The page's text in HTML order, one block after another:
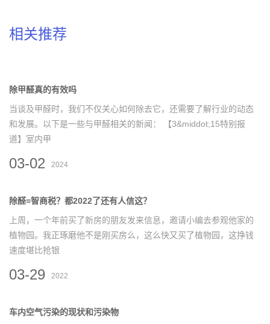
相关推荐
除甲醛真的有效吗
当谈及甲醛时，我们不仅关心如何除去它，还需要了解行业的动态
和发展。以下是一些与甲醛相关的新闻： 【3&middot;15特别报
道】室内甲
03-02 2024
除醛=智商税？都2022了还有人信这？
上周，一个年前买了新房的朋友发来信息，邀请小编去参观他家的
植物园。我正琢磨他不是刚买房么，这么快又买了植物园，这挣钱
速度堪比抢银
03-29 2022
车内空气污染的现状和污染物